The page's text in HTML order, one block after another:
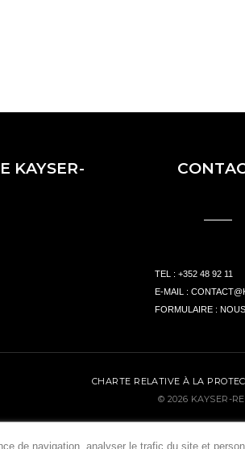
KAYSER-
TEL :+352 48 92 11
E-MAIL :
FORMULAIRE :
CHARTE RELATIVE À LA
© 2026 KAYSER-
de navigation, analyser le trafic du site et